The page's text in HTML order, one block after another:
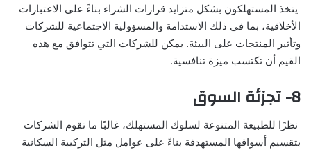
يتخذ المستهلكون بشكل متزايد قرارات الشراء بناءً على الاعتبارات
الأخلاقية، بما في ذلك الاستدامة والمسؤولية الاجتماعية للشركات
وتأثير المنتجات على البيئة. يمكن للشركات التي تتوافق مع هذه
القيم أن تكتسب ميزة تنافسية.
8- تجزئة السوق
نظرًا للطبيعة المتنوعة لسلوك المستهلك، غالبًا ما تقوم الشركات
بتقسيم أسواقها المستهدفة بناءً على عوامل مثل التركيبة السكانية